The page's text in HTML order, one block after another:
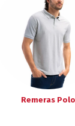
Remeras Polo